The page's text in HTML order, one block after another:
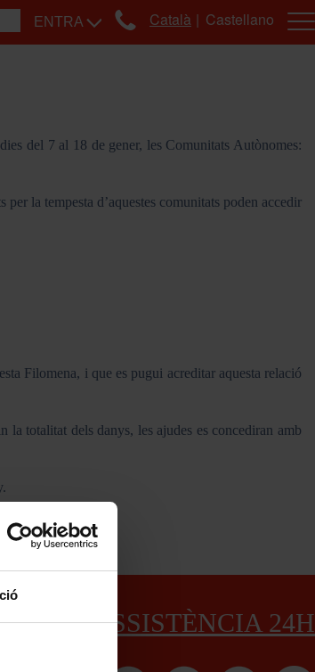
ENTRA Català Castellano
del 7 al 18 de gener, les Comunitats Autònomes:
la tempesta d’aquestes comunitats poden accedir
Filomena, i que es pugui acreditar aquesta relació
la totalitat dels danys, les ajudes es concediran amb
ASSISTÈNCIA 24H